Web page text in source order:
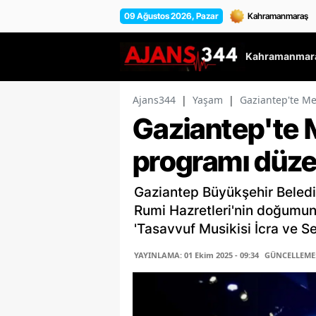
09 Ağustos 2026, Pazar
Ajans344 | Yaşam | Gaziantep'te
Gaziantep'te
programı
Gaziantep Büyükşehir
Rumi Hazretleri'nin
'Tasavvuf Musikisi İcra ve
YAYINLAMA: 01 Ekim 2025 - 09:34